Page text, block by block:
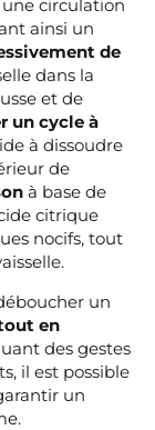
circulation
ainsi un
de
dans la
et de
un cycle à
à dissoudre
de
à base de
citrique
nocifs, tout
un
en
des gestes
il est possible
un